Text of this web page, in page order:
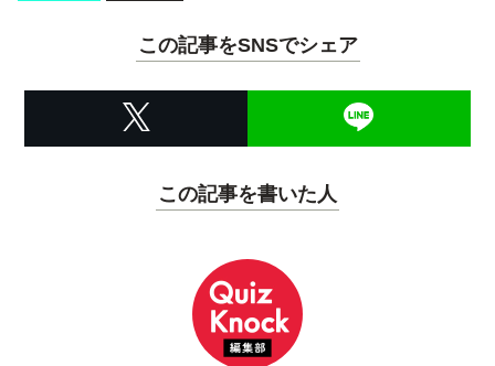
この記事をSNSでシェア
この記事を書いた人